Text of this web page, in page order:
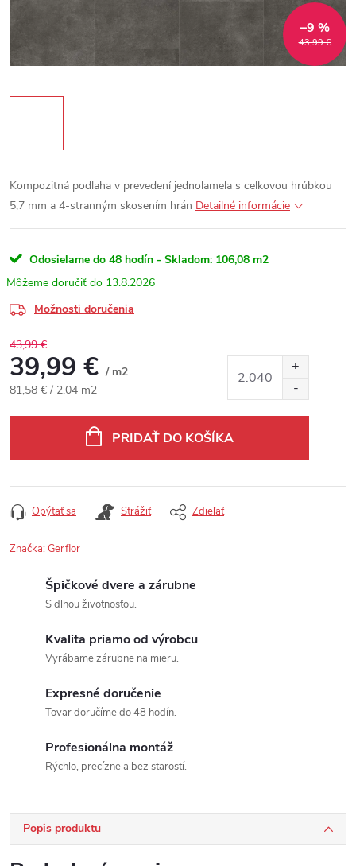
43,99 €
–9 %
Kompozitná podlaha v prevedení jednolamela s celkovou hrúbkou
5,7 mm a 4-stranným skosením hrán Detailné informácie
Odosielame do 48 hodín - Skladom: 106,08 m2
13.8.2026
Možnosti doručenia
43,99 €
39,99 € / m2
Jednotková cena:
81,58 € / 2.04 m2
PRIDAŤ DO KOŠÍKA
Opýtať sa Strážiť Zdieľať
Značka:Gerflor
Špičkové dvere a zárubne
S dlhou životnosťou.
Kvalita priamo od výrobcu
Vyrábame zárubne na mieru.
Expresné doručenie
Tovar doručíme do 48 hodín.
Profesionálna montáž
Rýchlo, precízne a bez starostí.
Popis produktu